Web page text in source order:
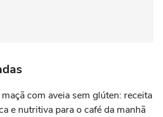
com aveia sem glúten: receita
e nutritiva para o café da manhã